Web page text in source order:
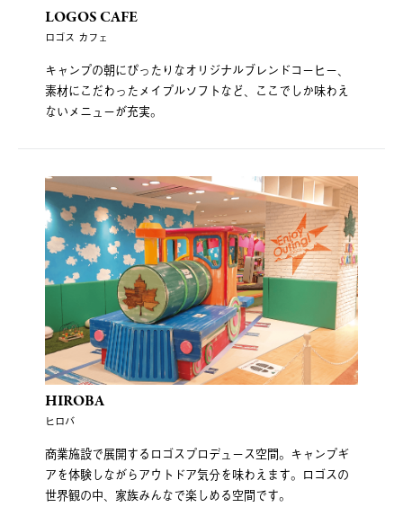
LOGOS CAFE
ロゴス カフェ
キャンプの朝にぴったりなオリジナルブレンドコーヒー、
素材にこだわったメイプルソフトなど、ここでしか味わえ
ないメニューが充実。
HIROBA
ヒロバ
商業施設で展開するロゴスプロデュース空間。キャンプギ
アを体験しながらアウトドア気分を味わえます。ロゴスの
世界観の中、家族みんなで楽しめる空間です。